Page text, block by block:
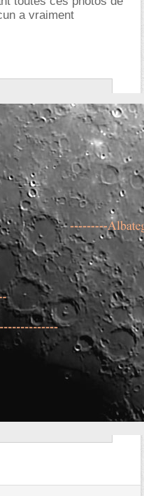
a vraiment